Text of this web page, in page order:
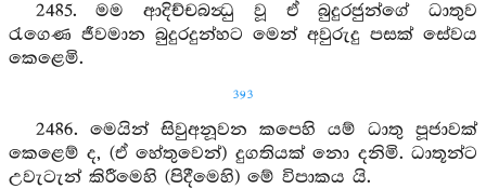
2485. මම ආදිච්චබන්‍ධු වූ ඒ බුදුරජුන්ගේ ධාතුව
රැගෙණ ජීවමාන බුදුරදුන්හට මෙන් අවුරුදු පසක් සේවය
කෙළෙමි.
393
2486. මෙයින් සිවුඅනූවන කපෙහි යම් ධාතු පූජාවක්
කෙළෙම් ද, (ඒ හේතුවෙන්) දුගතියක් නො දනිමි. ධාතූන්ට
උවැටැන් කිරීමෙහි (පිදීමෙහි) මේ විපාකය යි.